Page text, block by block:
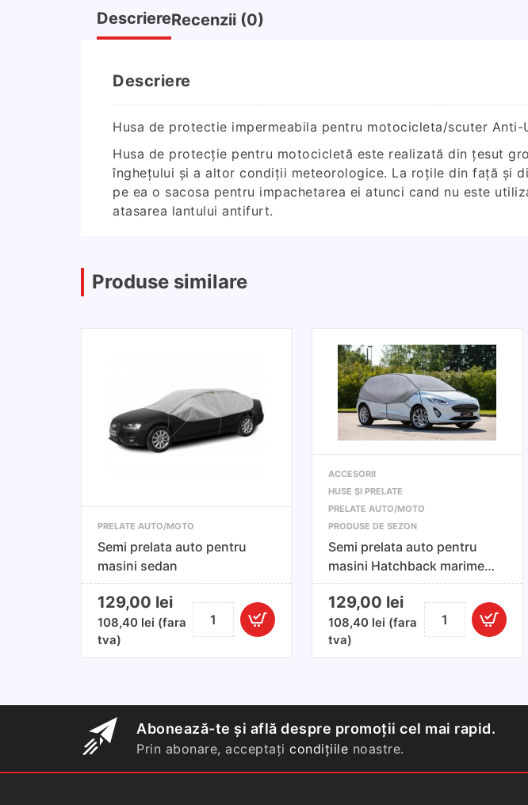
DescriereRecenzii (0)
Descriere
Husa de protectie impermeabila pentru motocicleta/scuter
Husa de protecție pentru motocicletă este realizată din țesut
înghețului și a altor condiții meteorologice. La roțile din față și
pe ea o sacosa pentru impachetarea ei atunci cand nu este
atasarea lantului antifurt.
Produse similare
PRELATE AUTO/MOTO
Semi prelata auto pentru
masini sedan
129,00 lei
108,40 lei (fara
tva)
Cantitate
Semi
masini
sedan
ACCESORII
HUSE ȘI PRELATE
PRELATE AUTO/MOTO
PRODUSE DE SEZON
Semi prelata auto pentru
masini Hatchback marimea
S/M 255 - 275x116x70cm
129,00 lei
108,40 lei (fara
tva)
Cantitate
Semi
masini
Hatchback
Abonează-te și află despre promoții cel mai rapid.
Prin abonare, acceptați condițiile noastre.